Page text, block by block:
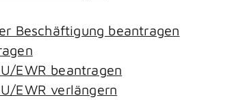
Beschäftigung beantragen
EWR beantragen
EWR verlängern